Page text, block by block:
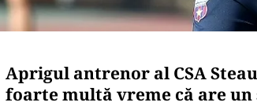
Aprigul antrenor al CSA
foarte multă vreme că are